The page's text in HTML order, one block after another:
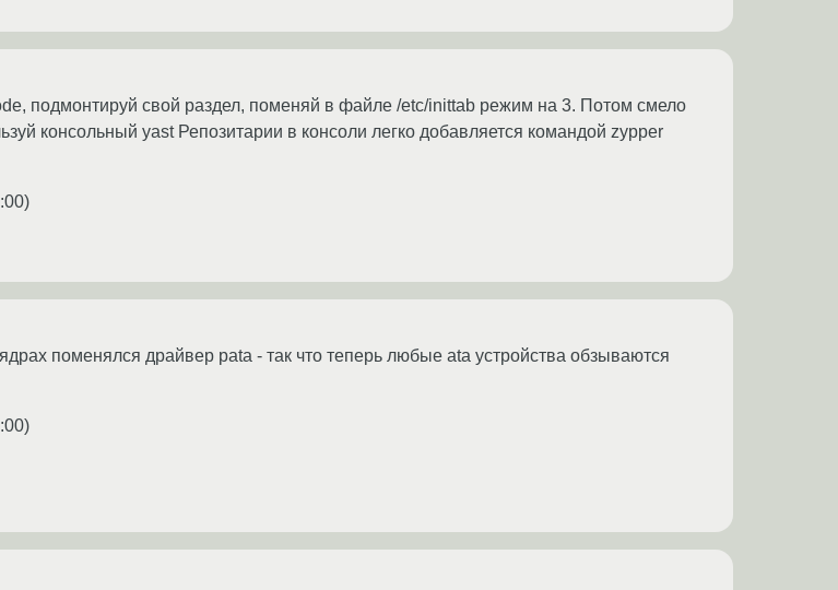
подмонтируй свой раздел, поменяй в файле /etc/inittab режим на 3. Потом смело
консольный yast Репозитарии в консоли легко добавляется командой zypper
)
поменялся драйвер pata - так что теперь любые ata устройства обзываются
)